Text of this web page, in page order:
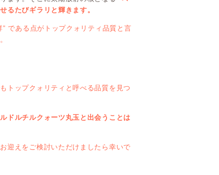
るたびギラリと輝きます。
である点がトップクォリティ品質と言
トップクォリティと呼べる品質を見つ
ドルチルクォーツ丸玉と出会うことは
迎えをご検討いただけましたら幸いで